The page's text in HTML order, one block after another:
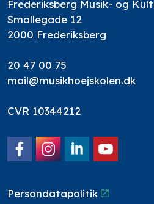
Frederiksberg Musik- og
Smallegade 12
2000 Frederiksberg
20 47 00 75
mail@musikhoejskolen.dk
CVR 10344212
Persondatapolitik